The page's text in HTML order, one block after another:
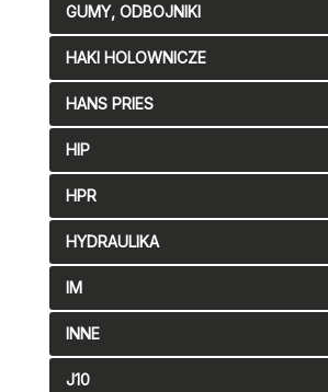
GUMY, ODBOJNIKI
HAKI HOLOWNICZE
HANS PRIES
HIP
HPR
HYDRAULIKA
IM
INNE
J10